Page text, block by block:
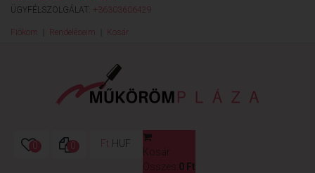
ÜGYFÉLSZOLGÁLAT: +36303606429
Fiókom Rendeléseim Kosár
0 0 Ft HUF
Kosár
Összes: 0 Ft